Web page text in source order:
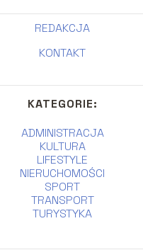
REDAKCJA
KONTAKT
KATEGORIE:
ADMINISTRACJA
KULTURA
LIFESTYLE
NIERUCHOMOŚCI
SPORT
TRANSPORT
TURYSTYKA